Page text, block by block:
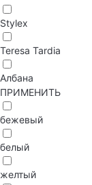
Stylex
Teresa Tardia
Албана
ПРИМЕНИТЬ
бежевый
белый
желтый